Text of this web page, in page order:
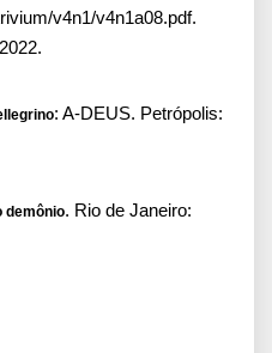
v4n1/v4n1a08.pdf.
: A-DEUS. Petrópolis:
demônio. Rio de Janeiro: